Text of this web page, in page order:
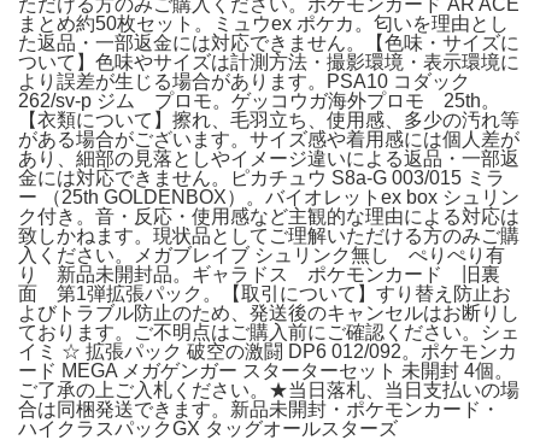
まとめ約50枚セット。ミュウex ポケカ。匂いを理由とし
た返品・一部返金には対応できません。【色味・サイズに
ついて】色味やサイズは計測方法・撮影環境・表示環境に
より誤差が生じる場合があります。PSA10 コダック
262/sv-p ジム プロモ。ゲッコウガ海外プロモ 25th。
【衣類について】擦れ、毛羽立ち、使用感、多少の汚れ等
がある場合がございます。サイズ感や着用感には個人差が
あり、細部の見落としやイメージ違いによる返品・一部返
金には対応できません。ピカチュウ S8a-G 003/015 ミラ
ー （25th GOLDENBOX）。バイオレットex box シュリン
ク付き。音・反応・使用感など主観的な理由による対応は
致しかねます。現状品としてご理解いただける方のみご購
入ください。メガブレイブ シュリンク無し ぺりぺり有
り 新品未開封品。ギャラドス ポケモンカード 旧裏
面 第1弾拡張パック。【取引について】すり替え防止お
よびトラブル防止のため、発送後のキャンセルはお断りし
ております。ご不明点はご購入前にご確認ください。シェ
イミ ☆ 拡張パック 破空の激闘 DP6 012/092。ポケモンカ
ード MEGA メガゲンガー スターターセット 未開封 4個。
ご了承の上ご入札ください。★当日落札、当日支払いの場
合は同梱発送できます。新品未開封・ポケモンカード・
ハイクラスパックGX タッグオールスターズ